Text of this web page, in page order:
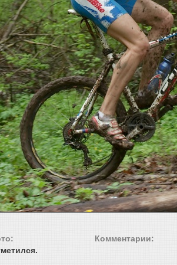
Комментарии: